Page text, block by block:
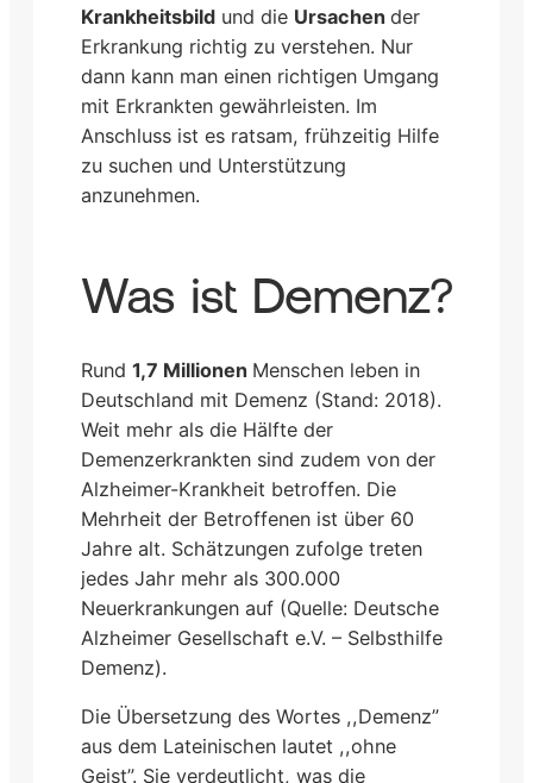
Krankheitsbild und die Ursachen der
Erkrankung richtig zu verstehen. Nur
dann kann man einen richtigen Umgang
mit Erkrankten gewährleisten. Im
Anschluss ist es ratsam, frühzeitig Hilfe
zu suchen und Unterstützung
anzunehmen.
Was ist Demenz?
Rund 1,7 Millionen Menschen leben in
Deutschland mit Demenz (Stand: 2018).
Weit mehr als die Hälfte der
Demenzerkrankten sind zudem von der
Alzheimer-Krankheit betroffen. Die
Mehrheit der Betroffenen ist über 60
Jahre alt. Schätzungen zufolge treten
jedes Jahr mehr als 300.000
Neuerkrankungen auf (Quelle: Deutsche
Alzheimer Gesellschaft e.V. – Selbsthilfe
Demenz).
Die Übersetzung des Wortes ,,Demenz”
aus dem Lateinischen lautet ,,ohne
Geist”. Sie verdeutlicht, was die